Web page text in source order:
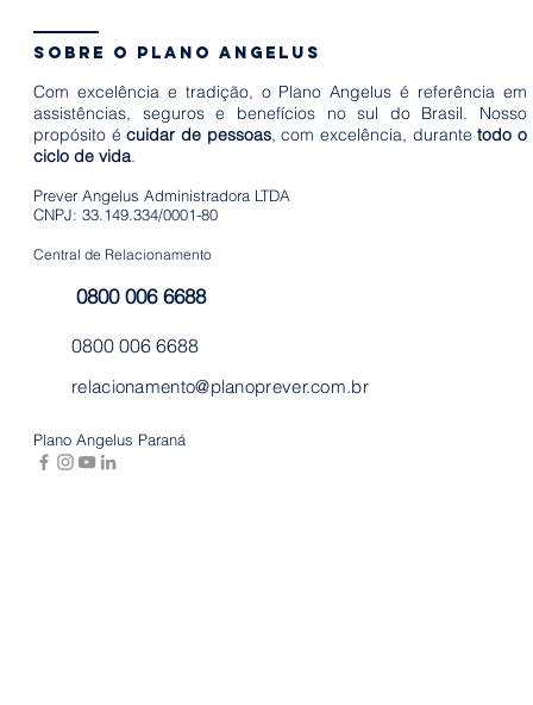
sobre o plano angelus
Com excelência e tradição, o Plano Angelus é referência em
assistências, seguros e benefícios no sul do Brasil. Nosso
propósito écuidar de pessoas, com excelência, durantetodo o
ciclo de vida.
Prever Angelus Administradora LTDA
CNPJ: 33.149.334/0001-80
Central de Relacionamento
0800 006 6688
0800 006 6688
relacionamento@planoprever.com.br
Plano Angelus Paraná